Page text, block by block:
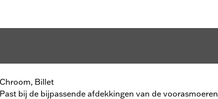
Chroom, Billet
Past bij de bijpassende afdekkingen van de voorasmoeren